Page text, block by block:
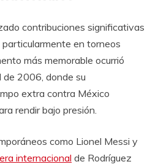
contribuciones significativas
en torneos
más memorable ocurrió
de 2006, donde su
extra contra México
rendir bajo presión.
como Lionel Messi y
internacional de Rodríguez